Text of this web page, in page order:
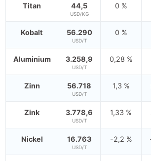
Titan 44,5
USD/KG
0 %
Kobalt 56.290
USD/T
0 %
Aluminium 3.258,9
USD/T
0,28 %
Zinn 56.718
USD/T
1,3 %
Zink 3.778,6
USD/T
1,33 %
Nickel 16.763
USD/T
-2,2 %